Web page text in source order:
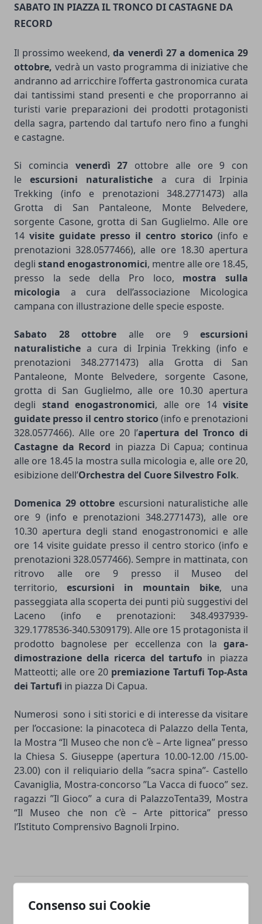
Consenso sui Cookie
SABATO IN PIAZZA IL TRONCO DI CASTAGNE DA
RECORD
Il prossimo weekend,da venerdì 27 a domenica 29
ottobre, vedrà un vasto programma di iniziative che
andranno ad arricchire l’offerta gastronomica curata
dai tantissimi stand presenti e che proporranno ai
turisti varie preparazioni dei prodotti protagonisti
della sagra, partendo dal tartufo nero fino a funghi
e castagne.
Si comincia venerdì 27 ottobre alle ore 9 con
leescursioni naturalistiche a cura di Irpinia
Trekking (info e prenotazioni 348.2771473) alla
Grotta di San Pantaleone, Monte Belvedere,
sorgente Casone, grotta di San Guglielmo. Alle ore
14 visite guidate presso il centro storico (info e
prenotazioni 328.0577466), alle ore 18.30 apertura
degli stand enogastronomici, mentre alle ore 18.45,
presso la sede della Pro loco, mostra sulla
micologia a cura dell’associazione Micologica
campana con illustrazione delle specie esposte.
Sabato 28 ottobre alle ore 9 escursioni
naturalistiche a cura di Irpinia Trekking (info e
prenotazioni 348.2771473) alla Grotta di San
Pantaleone, Monte Belvedere, sorgente Casone,
grotta di San Guglielmo, alle ore 10.30 apertura
degli stand enogastronomici, alle ore 14 visite
guidate presso il centro storico (info e prenotazioni
328.0577466). Alle ore 20 l’apertura del Tronco di
Castagne da Record in piazza Di Capua; continua
alle ore 18.45 la mostra sulla micologia e, alle ore 20,
esibizione dell’Orchestra del Cuore Silvestro Folk.
Domenica 29ottobre escursioni naturalistiche alle
ore 9 (info e prenotazioni 348.2771473), alle ore
10.30 apertura degli stand enogastronomici e alle
ore 14 visite guidate presso il centro storico (info e
prenotazioni 328.0577466). Sempre in mattinata, con
ritrovo alle ore 9 presso il Museo del
territorio, escursioni in mountain bike, una
passeggiata alla scoperta dei punti più suggestivi del
Laceno (info e prenotazioni: 348.4937939-
329.1778536-340.5309179). Alle ore 15 protagonista il
prodotto bagnolese per eccellenza con la gara-
dimostrazione della ricerca del tartufo in piazza
Matteotti; alle ore 20 premiazione Tartufi Top-Asta
dei Tartufi in piazza Di Capua.
Numerosi sono i siti storici e di interesse da visitare
per l’occasione: la pinacoteca di Palazzo della Tenta,
la Mostra “Il Museo che non c’è – Arte lignea” presso
la Chiesa S. Giuseppe (apertura 10.00-12.00 /15.00-
23.00) con il reliquiario della ’’sacra spina’’- Castello
Cavaniglia, Mostra-concorso ’’La Vacca di fuoco’’ sez.
ragazzi ’’Il Gioco’’ a cura di PalazzoTenta39, Mostra
“Il Museo che non c’è – Arte pittorica” presso
l’Istituto Comprensivo Bagnoli Irpino.
Facebook
TwitterWhatsapp